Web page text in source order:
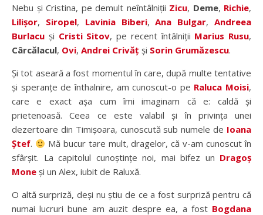
Nebu și Cristina, pe demult neîntâlniții Zicu, Deme, Richie,
Lilișor, Siropel, Lavinia Biberi,Ana Bulgar,Andreea
Burlacu și Cristi Sitov, pe recent întâlniții Marius Rusu,
Cârcălacul, Ovi, Andrei Crivăț și Sorin Grumăzescu.
Și tot aseară a fost momentul în care, după multe tentative
și speranțe de înthalnire, am cunoscut-o pe Raluca Moisi,
care e exact așa cum îmi imaginam că e: caldă și
prietenoasă. Ceea ce este valabil și în privința unei
dezertoare din Timișoara, cunoscută sub numele de Ioana
Ștef.
Mă bucur tare mult, dragelor, că v-am cunoscut în
sfârșit. La capitolul cunoștințe noi, mai bifez un Dragoș
Mone și un Alex, iubit de Raluxă.
O altă surpriză, deși nu știu de ce a fost surpriză pentru că
numai lucruri bune am auzit despre ea, a fost Bogdana